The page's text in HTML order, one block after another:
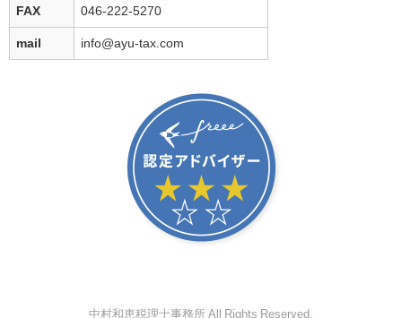
FAX 046-222-5270
mail info@ayu-tax.com
中村和恵税理士事務所 All Rights Reserved.